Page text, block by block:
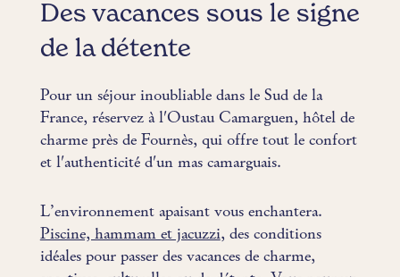
Des vacances sous le signe
de la détente
Pour un séjour inoubliable dans le Sud de la
France, réservez à l'Oustau Camarguen, hôtel de
charme près de Fournès, qui offre tout le confort
et l'authenticité d'un mas camarguais.
L’environnement apaisant vous enchantera.
Piscine, hammam et jacuzzi, des conditions
idéales pour passer des vacances de charme,